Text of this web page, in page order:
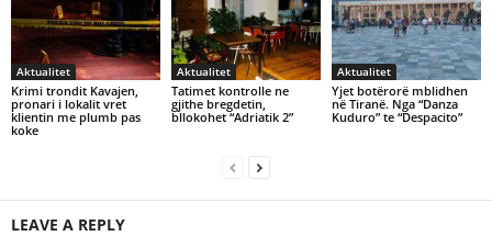
Aktualitet
Krimi trondit Kavajen,
pronari i lokalit vret
klientin me plumb pas
koke
Aktualitet
Tatimet kontrolle ne
gjithe bregdetin,
bllokohet “Adriatik 2”
Aktualitet
Yjet botërorë mblidhen
në Tiranë. Nga “Danza
Kuduro” te “Despacito”
LEAVE A REPLY